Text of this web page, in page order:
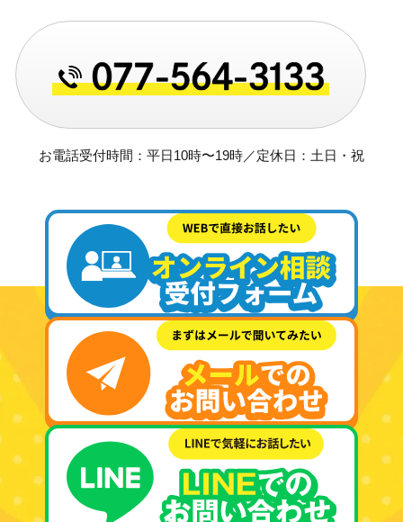
お電話受付時間：平日10時〜19時／定休日：土日・祝